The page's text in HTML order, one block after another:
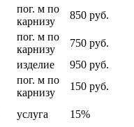
пог. м по
карнизу
850 руб.
пог. м по
карнизу
750 руб.
изделие
950 руб.
пог. м по
карнизу
150 руб.
услуга 15%